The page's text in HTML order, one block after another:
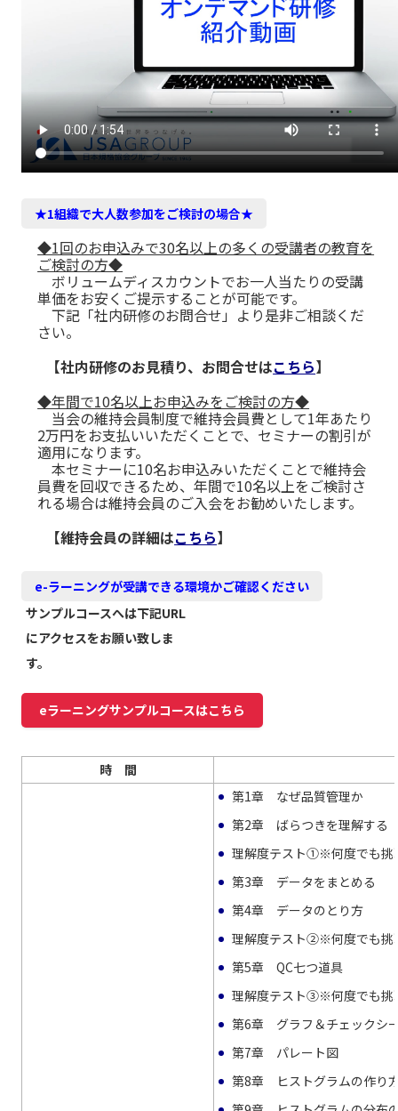
★1組織で大人数参加をご検討の場合★
◆1回のお申込みで30名以上の多くの受講者の教育を
ご検討の方◆
ボリュームディスカウントでお一人当たりの受講
単価をお安くご提示することが可能です。
下記「社内研修のお問合せ」より是非ご相談くだ
さい。
【社内研修のお見積り、お問合せはこちら】
◆年間で10名以上お申込みをご検討の方◆
当会の維持会員制度で維持会員費として1年あたり
2万円をお支払いいただくことで、セミナーの割引が
適用になります。
本セミナーに10名お申込みいただくことで維持会
員費を回収できるため、年間で10名以上をご検討さ
れる場合は維持会員のご入会をお勧めいたします。
【維持会員の詳細はこちら】
e-ラーニングが受講できる環境かご確認ください
サンプルコースへは下記URL
にアクセスをお願い致しま
す。
eラーニングサンプルコースはこちら
時 間
第1章 なぜ品質管理か
第2章 ばらつきを理解する
理解度テスト①※何度でも挑
第3章 データをまとめる
第4章 データのとり方
理解度テスト②※何度でも挑
第5章 QC七つ道具
理解度テスト③※何度でも挑
第6章 グラフ＆チェックシ
第7章 パレート図
第8章 ヒストグラムの作り